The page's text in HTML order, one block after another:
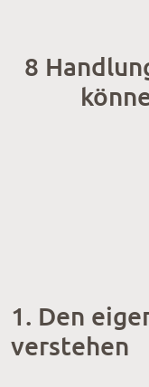
8
1. Den
verstehen